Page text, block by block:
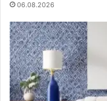
06.08.2026